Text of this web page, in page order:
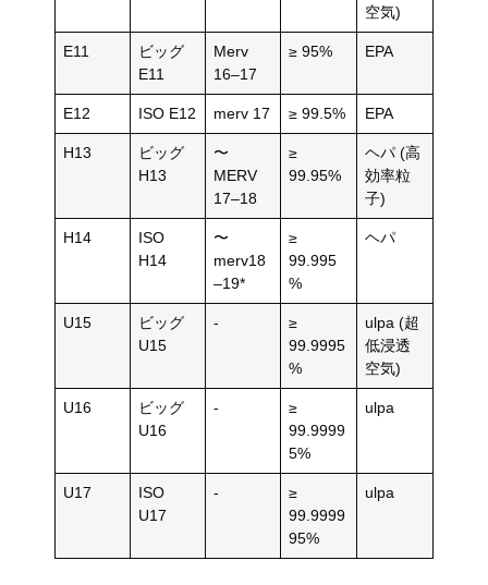
空気)
E11
ビッグ
E11
Merv
16–17
≥ 95% EPA
E12 ISO E12 merv 17 ≥ 99.5% EPA
H13
ビッグ
H13
〜
MERV
17–18
≥
99.95%
ヘパ (高
効率粒
子)
H14
ISO
H14
〜
merv18
–19*
≥
99.995
%
ヘパ
U15
ビッグ
U15
-
≥
99.9995
%
ulpa (超
低浸透
空気)
U16
ビッグ
U16
-
≥
99.9999
5%
ulpa
U17
ISO
U17
-
≥
99.9999
95%
ulpa